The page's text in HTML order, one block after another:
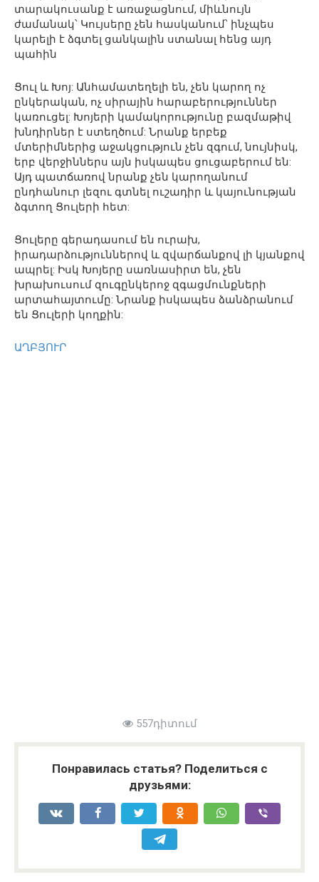
տարակուսանք է առաջացնում, միևնույն
ժամանակ՝ Կույսերը չեն հասկանում՝ ինչպես
կարելի է ձգտել ցանկալին ստանալ հենց այդ
պահին
Ցուլ և Խոյ: Անհամատեղելի են, չեն կարող ոչ
ընկերական, ոչ սիրային հարաբերություններ
կառուցել: Խոյերի կամակորությունը բազմաթիվ
խնդիրներ է ստեղծում: Նրանք երբեք
մտերիմներից աջակցություն չեն զգում, նույնիսկ,
երբ վերջիններս այն իսկապես ցուցաբերում են:
Այդ պատճառով նրանք չեն կարողանում
ընդհանուր լեզու գտնել ուշադիր և կայունության
ձգտող Ցուլերի հետ:
Ցուլերը գերադասում են ուրախ,
իրադարձություններով և զվարճանքով լի կյանքով
ապրել: Իսկ Խոյերը սառնասիրտ են, չեն
խրախուսում զուգընկերոջ զգացմունքների
արտահայտումը: Նրանք իսկապես ձանձրանում
են Ցուլերի կողքին:
ԱՂԲՅՈՒՐ
557դիտում
Понравилась статья? Поделиться с
друзьями: